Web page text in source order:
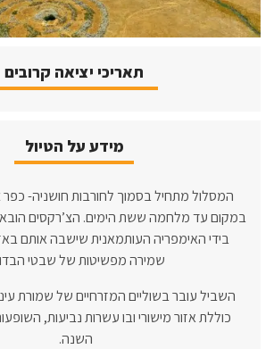
תאריכי יציאה קרובים
מידע על הטיול
המסלול מתחיל בסמוך לחורבות חושניה- כפר
בידי האימפריה העותמאנית שישבה אותם
שמירה מפשיטות של שבטי
השביל עובר בשוליים המזרחיים של שמורת
כוללת אזור מישורי ובו עשרות נביעות,
השנה.